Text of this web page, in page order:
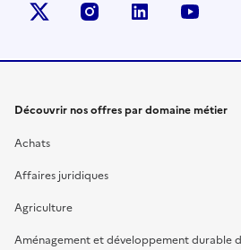
X (anciennement Twitter)
instagramlinkedin
Découvrir nos offres par domaine métier
Achats
Affaires juridiques
Agriculture
Aménagement et développement durable